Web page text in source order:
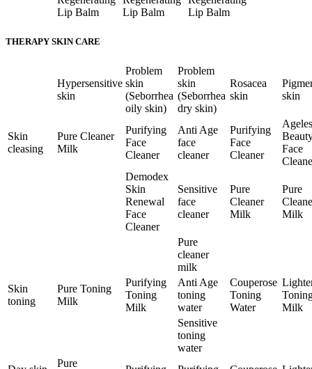
Lip Balm
Lip Balm
Lip Balm
THERAPY SKIN CARE
Hypersensitive
skin
Problem
skin
(Seborrhea
oily skin)
Problem
skin
(Seborrhea
dry skin)
Rosacea
skin
skin
Skin
cleasing
Pure Cleaner
Milk
Purifying
Face
Cleaner
Anti Age
face
cleaner
Purifying
Face
Cleaner
Face
Demodex
Skin
Renewal
Face
Cleaner
Sensitive
face
cleaner
Pure
Cleaner
Milk
Pure
Milk
Pure
cleaner
milk
Skin
toning
Pure Toning
Milk
Purifying
Toning
Milk
Anti Age
toning
water
Couperose
Toning
Water
Milk
Sensitive
toning
water
Pure